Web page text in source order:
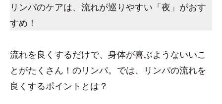
リンパのケアは、流れが巡りやすい「夜」がおす
すめ！
流れを良くするだけで、身体が喜ぶようないいこ
とがたくさん！のリンパ。では、リンパの流れを
良くするポイントとは？